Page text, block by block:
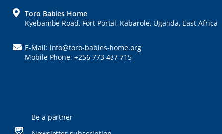
FOOTERToro Babies Home
Kyebambe Road, Fort Portal, Kabarole, Uganda, East Africa
E-Mail: info@toro-babies-home.org
Mobile Phone: +256 773 487 715
Be a partner